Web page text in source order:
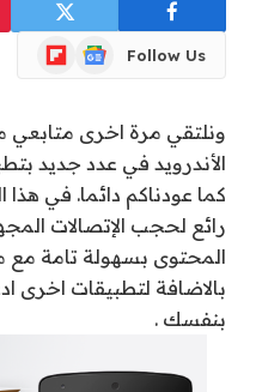
Follow Us
Google
News
Flipboard
ونلتقي مرة اخرى
الأندرويد في عدد جديد
كما عودناكم دائما. في
رائع لحجب الإتصالات
المحتوى بسهولة تامة مع
بالاضافة لتطبيقات اخرى
بنفسك .